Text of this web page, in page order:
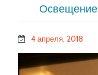
Освещение
4 апреля, 2018